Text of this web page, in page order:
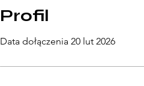
Profil
Data dołączenia 20 lut 2026